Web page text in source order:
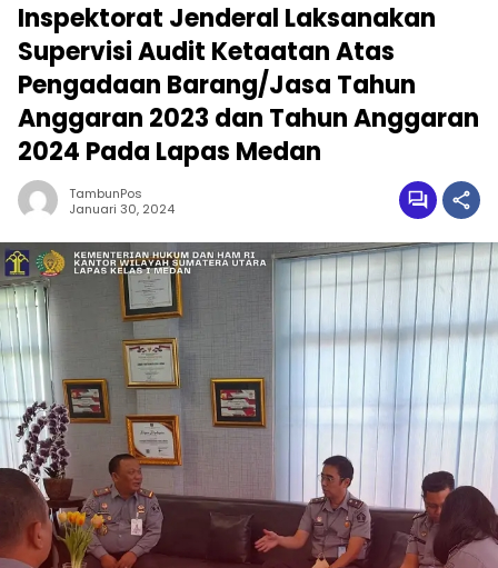
Inspektorat Jenderal Laksanakan
Supervisi Audit Ketaatan Atas
Pengadaan Barang/Jasa Tahun
Anggaran 2023 dan Tahun Anggaran
2024 Pada Lapas Medan
TambunPos
Januari 30, 2024